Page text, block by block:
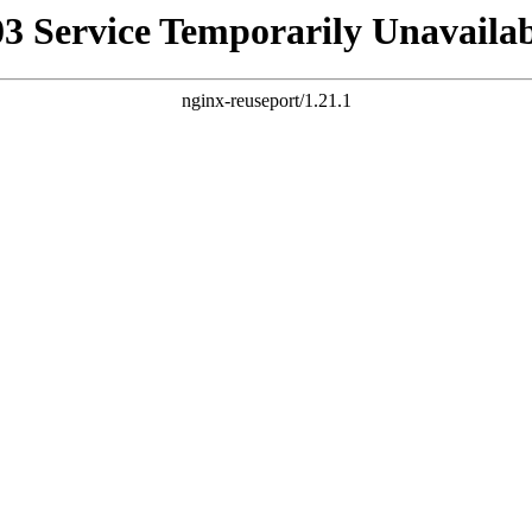
Service Temporarily
nginx-reuseport/1.21.1